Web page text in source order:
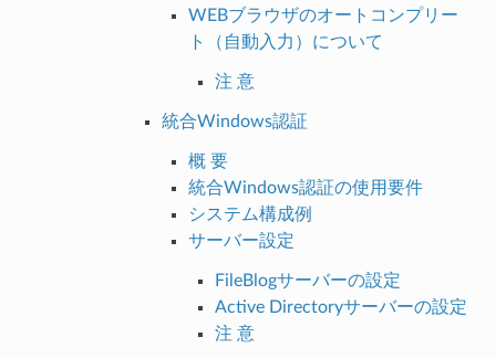
WEBブラウザのオートコンプリー
ト（自動入力）について
注 意
統合Windows認証
概 要
統合Windows認証の使用要件
システム構成例
サーバー設定
FileBlogサーバーの設定
Active Directoryサーバーの設定
注 意